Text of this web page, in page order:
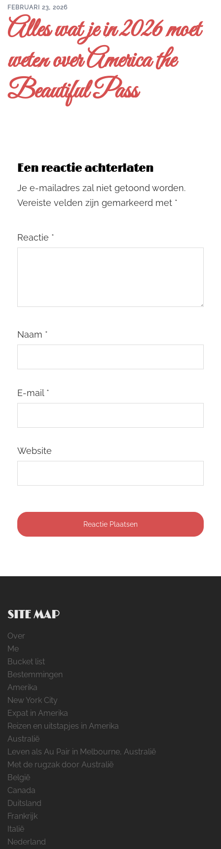
FEBRUARI 23, 2026
Alles wat je in 2026 moet
weten over America the
Beautiful Pass
Een reactie achterlaten
Je e-mailadres zal niet getoond worden.
Vereiste velden zijn gemarkeerd met *
Reactie *
Naam *
E-mail *
Website
SITE MAP
Over
Me
Bucket list
Bestemmingen
Amerika
New York City
Expat in Amerika
Reizen en uitstapjes in Amerika
Australië
Leven als Au Pair in Melbourne, Australië
Met de rugzak door Australië
België
Canada
Duitsland
Frankrijk
Italië
Nederland